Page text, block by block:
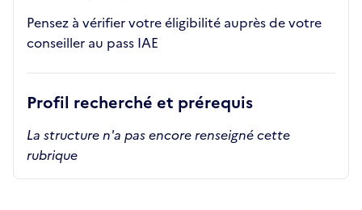
Pensez à vérifier votre éligibilité auprès de votre
conseiller au pass IAE
Profil recherché et prérequis
La structure n'a pas encore renseigné cette
rubrique